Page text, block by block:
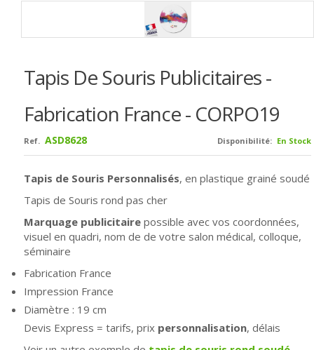
Tapis De Souris Publicitaires -
Fabrication France - CORPO19
Disponibilité: En Stock
Ref. ASD8628
Tapis de Souris Personnalisés, en plastique grainé soudé
Tapis de Souris rond pas cher
Marquage publicitaire possible avec vos coordonnées,
visuel en quadri, nom de de votre salon médical, colloque,
séminaire
Fabrication France
Impression France
Diamètre : 19 cm
Devis Express = tarifs, prix personnalisation, délais